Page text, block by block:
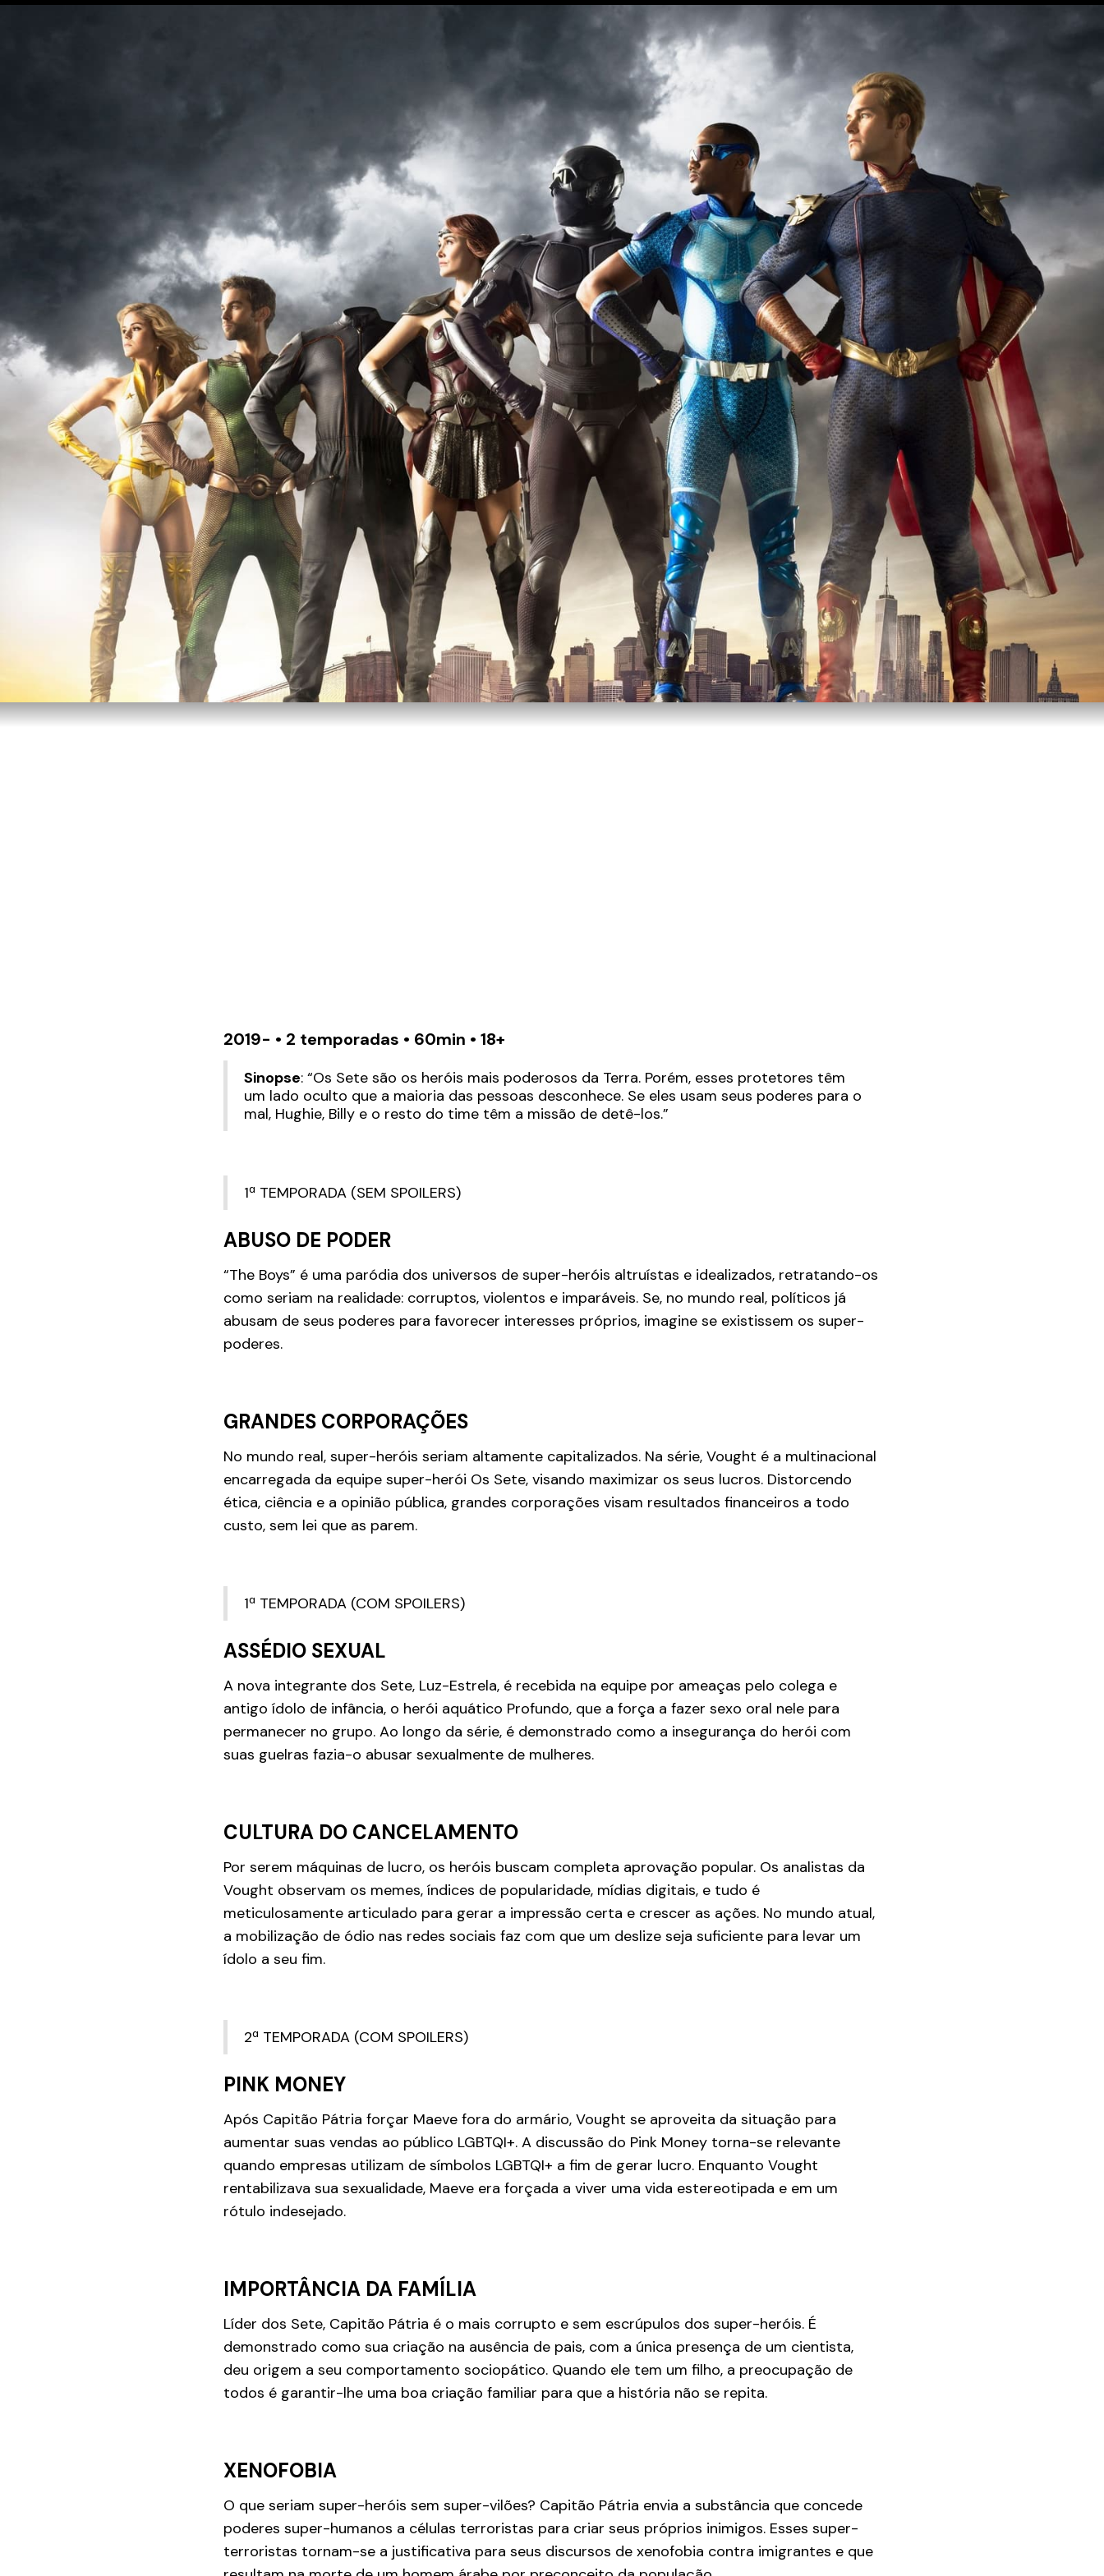
2019- • 2 temporadas • 60min • 18+
Sinopse: “Os Sete são os heróis mais poderosos da Terra. Porém, esses protetores têm
um lado oculto que a maioria das pessoas desconhece. Se eles usam seus poderes para o
mal, Hughie, Billy e o resto do time têm a missão de detê-los.”
1ª TEMPORADA (SEM SPOILERS)
ABUSO DE PODER
“The Boys” é uma paródia dos universos de super-heróis altruístas e idealizados, retratando-os
como seriam na realidade: corruptos, violentos e imparáveis. Se, no mundo real, políticos já
abusam de seus poderes para favorecer interesses próprios, imagine se existissem os super-
poderes.
GRANDES CORPORAÇÕES
No mundo real, super-heróis seriam altamente capitalizados. Na série, Vought é a multinacional
encarregada da equipe super-herói Os Sete, visando maximizar os seus lucros. Distorcendo
ética, ciência e a opinião pública, grandes corporações visam resultados financeiros a todo
custo, sem lei que as parem.
1ª TEMPORADA (COM SPOILERS)
ASSÉDIO SEXUAL
A nova integrante dos Sete, Luz-Estrela, é recebida na equipe por ameaças pelo colega e
antigo ídolo de infância, o herói aquático Profundo, que a força a fazer sexo oral nele para
permanecer no grupo. Ao longo da série, é demonstrado como a insegurança do herói com
suas guelras fazia-o abusar sexualmente de mulheres.
CULTURA DO CANCELAMENTO
Por serem máquinas de lucro, os heróis buscam completa aprovação popular. Os analistas da
Vought observam os memes, índices de popularidade, mídias digitais, e tudo é
meticulosamente articulado para gerar a impressão certa e crescer as ações. No mundo atual,
a mobilização de ódio nas redes sociais faz com que um deslize seja suficiente para levar um
ídolo a seu fim.
2ª TEMPORADA (COM SPOILERS)
PINK MONEY
Após Capitão Pátria forçar Maeve fora do armário, Vought se aproveita da situação para
aumentar suas vendas ao público LGBTQI+. A discussão do Pink Money torna-se relevante
quando empresas utilizam de símbolos LGBTQI+ a fim de gerar lucro. Enquanto Vought
rentabilizava sua sexualidade, Maeve era forçada a viver uma vida estereotipada e em um
rótulo indesejado.
IMPORTÂNCIA DA FAMÍLIA
Líder dos Sete, Capitão Pátria é o mais corrupto e sem escrúpulos dos super-heróis. É
demonstrado como sua criação na ausência de pais, com a única presença de um cientista,
deu origem a seu comportamento sociopático. Quando ele tem um filho, a preocupação de
todos é garantir-lhe uma boa criação familiar para que a história não se repita.
XENOFOBIA
O que seriam super-heróis sem super-vilões? Capitão Pátria envia a substância que concede
poderes super-humanos a células terroristas para criar seus próprios inimigos. Esses super-
terroristas tornam-se a justificativa para seus discursos de xenofobia contra imigrantes e que